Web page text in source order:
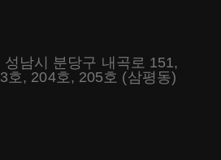
성남시 분당구 내곡로 151,
호, 204호, 205호 (삼평동)